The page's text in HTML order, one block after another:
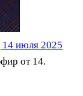
июля 2025
от 14.